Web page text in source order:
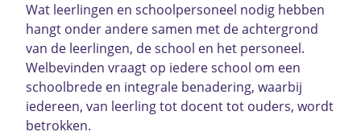
Wat leerlingen en schoolpersoneel nodig hebben
hangt onder andere samen met de achtergrond
van de leerlingen, de school en het personeel.
Welbevinden vraagt op iedere school om een
schoolbrede en integrale benadering, waarbij
iedereen, van leerling tot docent tot ouders, wordt
betrokken.